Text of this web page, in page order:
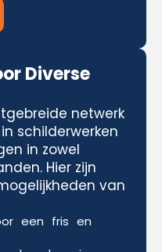
Diverse
netwerk
schilderwerken
in zowel
Hier zijn
van
een fris en